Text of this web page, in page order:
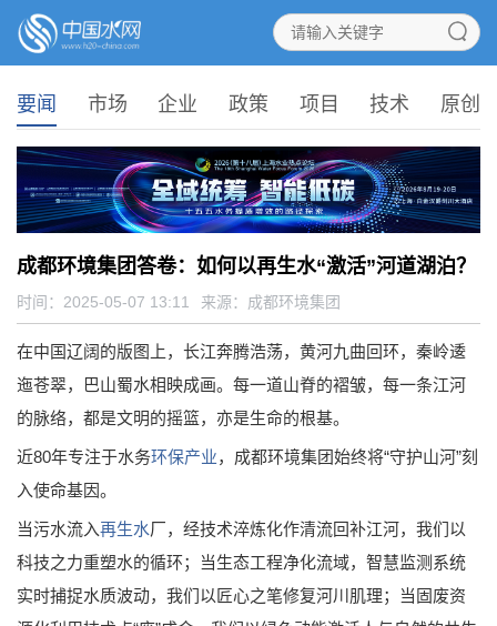
要闻 市场 企业 政策 项目 技术 原创
成都环境集团答卷：如何以再生水“激活”河道湖泊？
时间：2025-05-07 13:11 来源： 成都环境集团
在中国辽阔的版图上，长江奔腾浩荡，黄河九曲回环，秦岭逶
迤苍翠，巴山蜀水相映成画。每一道山脊的褶皱，每一条江河
的脉络，都是文明的摇篮，亦是生命的根基。
近80年专注于水务环保产业，成都环境集团始终将“守护山河”刻
入使命基因。
当污水流入再生水厂，经技术淬炼化作清流回补江河，我们以
科技之力重塑水的循环；当生态工程净化流域，智慧监测系统
实时捕捉水质波动，我们以匠心之笔修复河川肌理；当固废资